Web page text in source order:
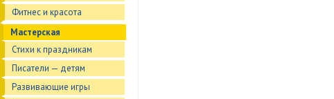
Фитнес и красота
Мастерская
Стихи к праздникам
Писатели — детям
Развивающие игры